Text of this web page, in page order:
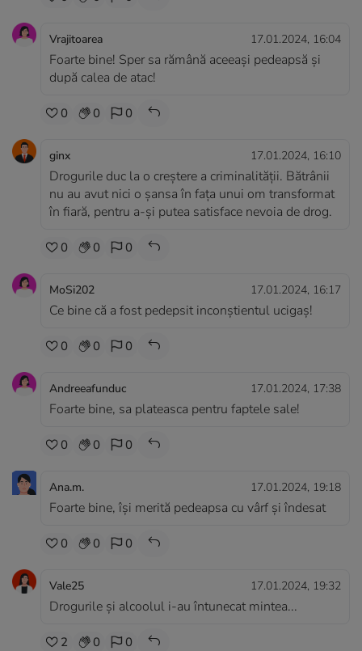
Vrajitoarea 17.01.2024, 16:04
Foarte bine! Sper sa rămână aceeași pedeapsă și
după calea de atac!
0 0 0
ginx 17.01.2024, 16:10
Drogurile duc la o creștere a criminalității. Bătrânii
nu au avut nici o șansa în fața unui om transformat
în fiară, pentru a-și putea satisface nevoia de drog.
0 0 0
MoSi202 17.01.2024, 16:17
Ce bine că a fost pedepsit inconștientul ucigaș!
0 0 0
Andreeafunduc 17.01.2024, 17:38
Foarte bine, sa plateasca pentru faptele sale!
0 0 0
Ana.m. 17.01.2024, 19:18
Foarte bine, își merită pedeapsa cu vârf și îndesat
0 0 0
Vale25 17.01.2024, 19:32
Drogurile și alcoolul i-au întunecat mintea...
2 0 0